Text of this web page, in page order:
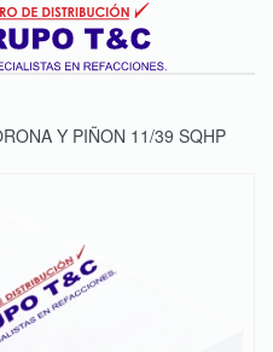
Y PIÑON 11/39 SQHP